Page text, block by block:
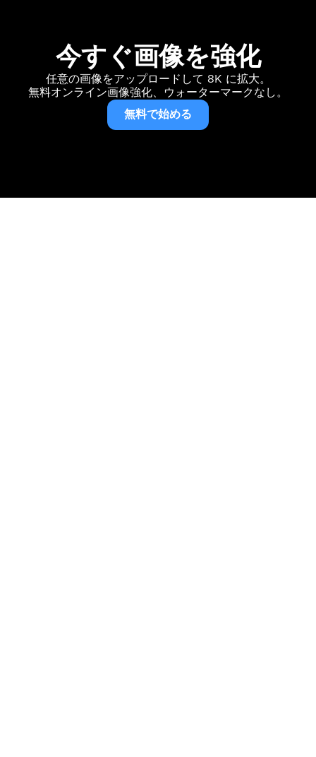
今すぐ画像を強化
任意の画像をアップロードして 8K に拡大。
無料オンライン画像強化、ウォーターマークなし。
無料で始める